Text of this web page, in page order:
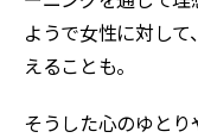
ようで女性に対して
えることも。
そうした心のゆとり